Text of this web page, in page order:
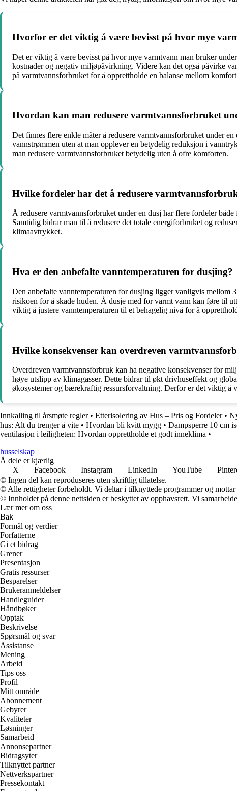
Hvorfor er det viktig å være bevisst på hvor mye
Det er viktig å være bevisst på hvor mye varmtvann man bruker
kostnader og negativ miljøpåvirkning. Videre kan det også påvirke
på varmtvannsforbruket for å opprettholde en balanse mellom
Hvordan kan man redusere varmtvannsforbruket
Det finnes flere enkle måter å redusere varmtvannsforbruket under
vannstrømmen uten at man opplever en betydelig reduksjon i
man redusere varmtvannsforbruket betydelig uten å ofre komforten.
Hvilke fordeler har det å redusere
Å redusere varmtvannsforbruket under en dusj har flere fordeler
Samtidig bidrar man til å redusere det totale energiforbruket og
klimaavtrykket.
Hva er den anbefalte vanntemperaturen for dusjing?
Den anbefalte vanntemperaturen for dusjing ligger vanligvis mellom
risikoen for å skade huden. Å dusje med for varmt vann kan føre til
viktig å justere vanntemperaturen til et behagelig nivå for å
Hvilke konsekvenser kan overdreven
Overdreven varmtvannsforbruk kan ha negative konsekvenser for
høye utslipp av klimagasser. Dette bidrar til økt drivhuseffekt og
økosystemer og bærekraftig ressursforvaltning. Derfor er det viktig å
Innkalling til årsmøte regler• Etterisolering av Hus – Pris og Fordeler•
hus: Alt du trenger å vite • Hvordan bli kvitt mygg • Dampsperre 10 cm
ventilasjon i leiligheten: Hvordan opprettholde et godt inneklima •
husselskap
Å dele er kjærlig
X
Facebook Instagram LinkedIn YouTube
© Ingen del kan reproduseres uten skriftlig tillatelse.
© Alle rettigheter forbeholdt. Vi deltar i tilknyttede programmer og
© Innholdet på denne nettsiden er beskyttet av opphavsrett. Vi
Lær mer om oss
Bak
Formål og verdier
Forfatterne
Gi et bidrag
Grener
Presentasjon
Gratis ressurser
Besparelser
Brukeranmeldelser
Handleguider
Håndbøker
Opptak
Beskrivelse
Spørsmål og svar
Assistanse
Mening
Arbeid
Tips oss
Profil
Mitt område
Abonnement
Gebyrer
Kvaliteter
Løsninger
Samarbeid
Annonsepartner
Bidragsyter
Tilknyttet partner
Nettverkspartner
Pressekontakt